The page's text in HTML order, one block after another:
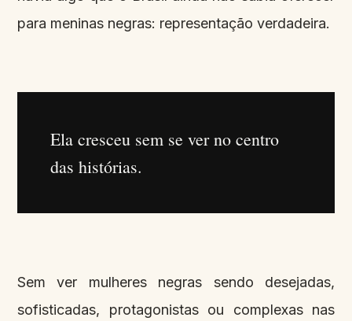
para meninas negras: representação verdadeira.
Ela cresceu sem se ver no centro
das histórias.
Sem ver mulheres negras sendo desejadas,
sofisticadas, protagonistas ou complexas nas